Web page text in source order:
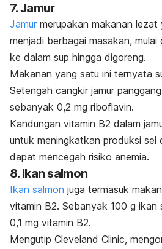
7. Jamur
Jamur merupakan makanan lezat
menjadi berbagai masakan, mulai
ke dalam sup hingga digoreng.
Makanan yang satu ini ternyata
Setengah cangkir jamur
sebanyak 0,2 mg riboflavin.
Kandungan vitamin B2 dalam
untuk meningkatkan produksi sel
dapat mencegah risiko anemia.
8. Ikan salmon
Ikan salmon juga termasuk
vitamin B2. Sebanyak 100 g ikan
0,1 mg vitamin B2.
Mengutip Cleveland Clinic,